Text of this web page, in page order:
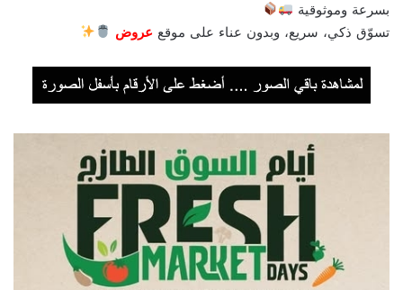
بسرعة وموثوقية
تسوّق ذكي، سريع، وبدون عناء على موقع عروض